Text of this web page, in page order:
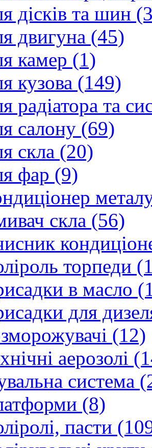
дісків та шин
двигуна (45)
камер (1)
кузова (149)
радіатора та
салону (69)
скла (20)
фар (9)
скла (56)
торпеди
в масло
для
(12)
аерозолі
система
(8)
пасти